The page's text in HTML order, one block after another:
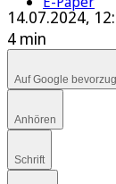
14.07.2024,
4 min
Auf Google
Anhören
Schrift